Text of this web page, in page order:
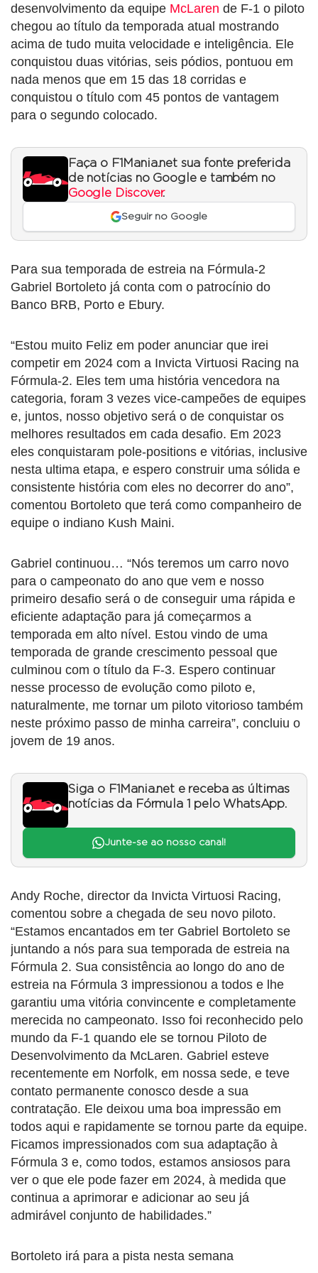
desenvolvimento da equipe McLaren de F-1 o piloto
chegou ao título da temporada atual mostrando
acima de tudo muita velocidade e inteligência. Ele
conquistou duas vitórias, seis pódios, pontuou em
nada menos que em 15 das 18 corridas e
conquistou o título com 45 pontos de vantagem
para o segundo colocado.
Faça o F1Mania.net sua fonte preferida
de notícias no Google e também no
Google Discover.
Seguir no Google
Para sua temporada de estreia na Fórmula-2
Gabriel Bortoleto já conta com o patrocínio do
Banco BRB, Porto e Ebury.
“Estou muito Feliz em poder anunciar que irei
competir em 2024 com a Invicta Virtuosi Racing na
Fórmula-2. Eles tem uma história vencedora na
categoria, foram 3 vezes vice-campeões de equipes
e, juntos, nosso objetivo será o de conquistar os
melhores resultados em cada desafio. Em 2023
eles conquistaram pole-positions e vitórias, inclusive
nesta ultima etapa, e espero construir uma sólida e
consistente história com eles no decorrer do ano”,
comentou Bortoleto que terá como companheiro de
equipe o indiano Kush Maini.
Gabriel continuou… “Nós teremos um carro novo
para o campeonato do ano que vem e nosso
primeiro desafio será o de conseguir uma rápida e
eficiente adaptação para já começarmos a
temporada em alto nível. Estou vindo de uma
temporada de grande crescimento pessoal que
culminou com o título da F-3. Espero continuar
nesse processo de evolução como piloto e,
naturalmente, me tornar um piloto vitorioso também
neste próximo passo de minha carreira”, concluiu o
jovem de 19 anos.
Siga o F1Mania.net e receba as últimas
notícias da Fórmula 1 pelo WhatsApp.
Junte-se ao nosso canal!
Andy Roche, director da Invicta Virtuosi Racing,
comentou sobre a chegada de seu novo piloto.
“Estamos encantados em ter Gabriel Bortoleto se
juntando a nós para sua temporada de estreia na
Fórmula 2. Sua consistência ao longo do ano de
estreia na Fórmula 3 impressionou a todos e lhe
garantiu uma vitória convincente e completamente
merecida no campeonato. Isso foi reconhecido pelo
mundo da F-1 quando ele se tornou Piloto de
Desenvolvimento da McLaren. Gabriel esteve
recentemente em Norfolk, em nossa sede, e teve
contato permanente conosco desde a sua
contratação. Ele deixou uma boa impressão em
todos aqui e rapidamente se tornou parte da equipe.
Ficamos impressionados com sua adaptação à
Fórmula 3 e, como todos, estamos ansiosos para
ver o que ele pode fazer em 2024, à medida que
continua a aprimorar e adicionar ao seu já
admirável conjunto de habilidades.”
Bortoleto irá para a pista nesta semana